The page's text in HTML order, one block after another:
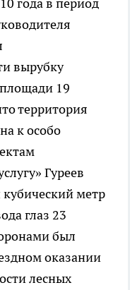
вырубку
19
территория
к особо
Гуреев
метр
глаз 23
был
оказании
лесных